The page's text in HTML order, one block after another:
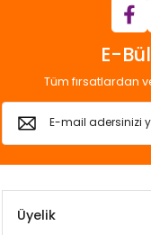
E-
Tüm fırsatlardan
Üyelik